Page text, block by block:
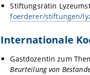
Stiftungsrätin
foerderer/stiftungen/
Internationale
Gastdozentin zum
Beurteilung von